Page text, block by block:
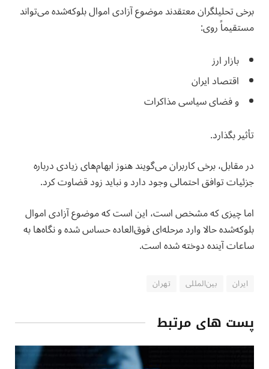
برخی تحلیلگران معتقدند موضوع آزادی اموال بلوکه‌شده می‌تواند
مستقیماً روی:
بازار ارز
اقتصاد ایران
و فضای سیاسی مذاکرات
تأثیر بگذارد.
در مقابل، برخی کاربران می‌گویند هنوز ابهام‌های زیادی درباره
جزئیات توافق احتمالی وجود دارد و نباید زود قضاوت کرد.
اما چیزی که مشخص است، این است که موضوع آزادی اموال
بلوکه‌شده حالا وارد مرحله‌ای فوق‌العاده حساس شده و نگاه‌ها به
ساعات آینده دوخته شده است.
ایران بین‌المللی تهران
پست های مرتبط